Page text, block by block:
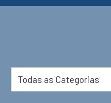
Todas as Categorias